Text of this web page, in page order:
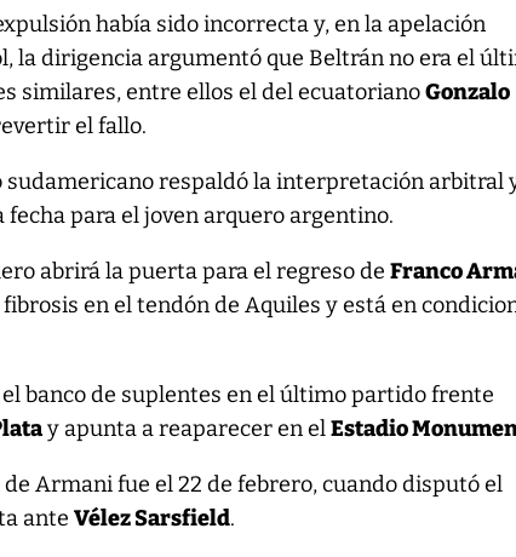
había sido incorrecta y, en la apelación
la dirigencia argumentó que Beltrán no era el
similares, entre ellos el del ecuatorianoGonzalo
el fallo.
sudamericano respaldó la interpretación arbitral
para el joven arquero argentino.
abrirá la puerta para el regreso deFranco
en el tendón de Aquiles y está en
banco de suplentes en el último partido frente
y apunta a reaparecer en elEstadio
Armani fue el 22 de febrero, cuando disputó el
anteVélez Sarsfield.